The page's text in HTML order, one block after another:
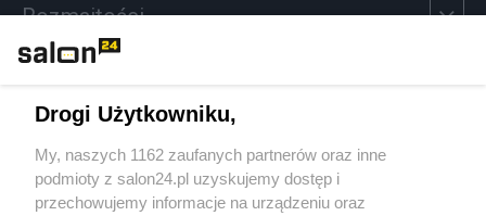
Rozmaitości
Sport
Społeczeństwo
Drogi Użytkowniku,
My, naszych 1162 zaufanych partnerów oraz inne
podmioty z salon24.pl uzyskujemy dostęp i
przechowujemy informacje na urządzeniu oraz